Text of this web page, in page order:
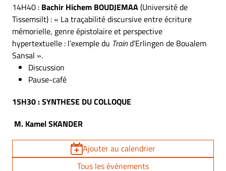
14H40 : Bachir Hichem BOUDJEMAA(Université de
Tissemsilt) : « La traçabilité discursive entre écriture
mémorielle, genre épistolaire et perspective
hypertextuelle : l’exemple du Traind’Erlingen de Boualem
Sansal ».
Discussion
Pause-café
15H30 : SYNTHESE DU COLLOQUE
M. Kamel SKANDER
Ajouter au calendrier
Tous les événements